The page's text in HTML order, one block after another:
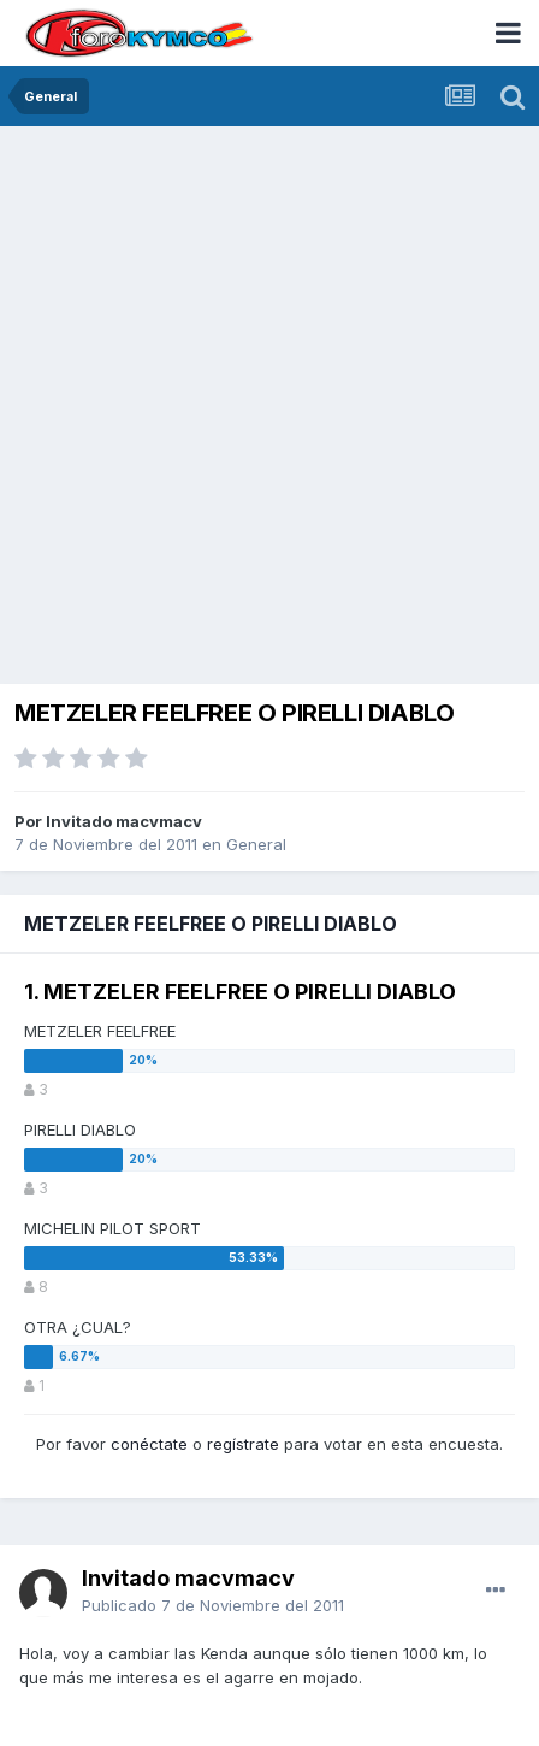
General
METZELER FEELFREE O PIRELLI DIABLO
Por Invitado macvmacv
7 de Noviembre del 2011 en General
METZELER FEELFREE O PIRELLI DIABLO
1. METZELER FEELFREE O PIRELLI DIABLO
METZELER FEELFREE
3
PIRELLI DIABLO
3
MICHELIN PILOT SPORT
8
OTRA ¿CUAL?
1
Por favor conéctate o regístrate para votar en esta encuesta.
Invitado macvmacv
Publicado 7 de Noviembre del 2011
Hola, voy a cambiar las Kenda aunque sólo tienen 1000 km, lo
que más me interesa es el agarre en mojado.